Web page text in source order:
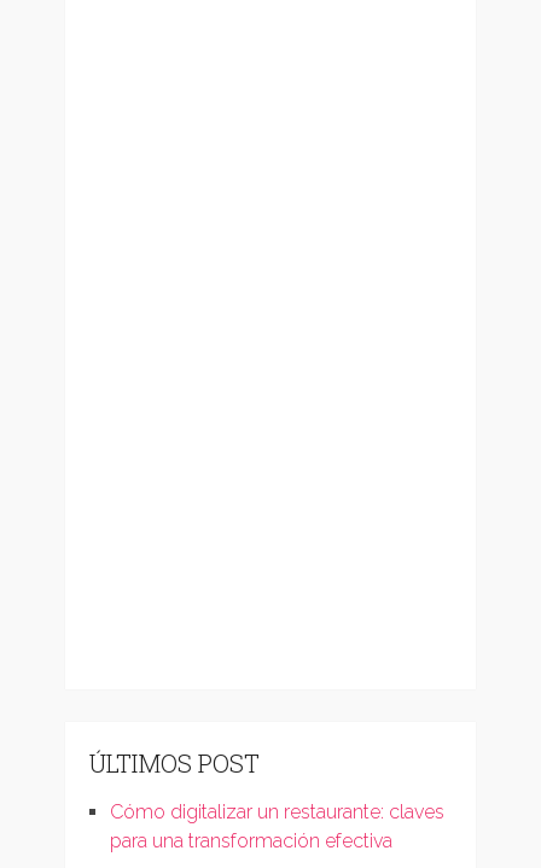
ÚLTIMOS POST
Cómo digitalizar un restaurante: claves
para una transformación efectiva